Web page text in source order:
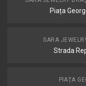
Piața
SARA
Strada
PIAȚA